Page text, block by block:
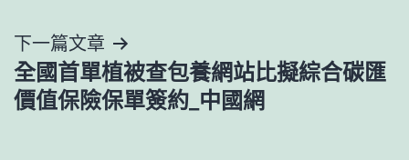
覽
下一篇文章
全國首單植被查包養網站比擬綜合碳匯
價值保險保單簽約_中國網